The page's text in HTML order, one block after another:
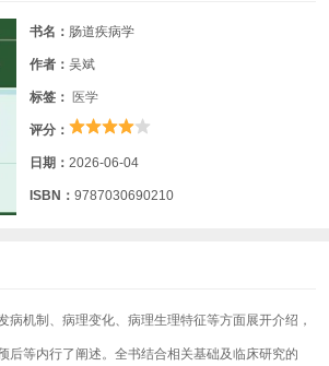
书名： 肠道疾病学
作者： 吴斌
标签： 医学
评分：
日期： 2026-06-04
ISBN： 9787030690210
病机制、病理变化、病理生理特征等方面展开介绍，
后等内行了阐述。全书结合相关基础及临床研究的